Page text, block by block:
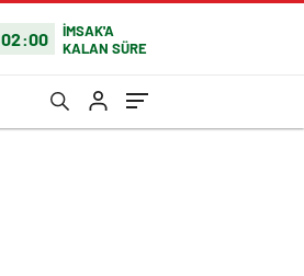
02:00
İMSAK'A
KALAN SÜRE